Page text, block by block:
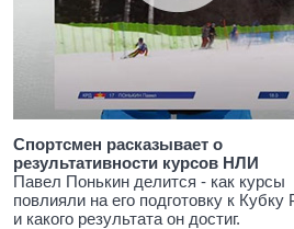
Спортсмен расказывает о
результативности курсов НЛИ
Павел Понькин делится - как курсы
повлияли на его подготовку к Кубку
и какого результата он достиг.